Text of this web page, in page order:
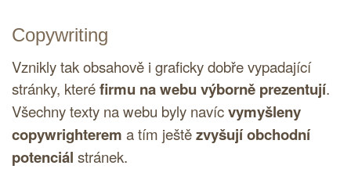
Copywriting
Vznikly tak obsahově i graficky dobře vypadající
stránky, kteréfirmu na webu výborně prezentují.
Všechny texty na webu byly navícvymyšleny
copywrighterem a tím ještězvyšují obchodní
potenciál stránek.